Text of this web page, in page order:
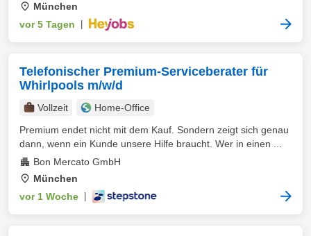
München
vor 5 Tagen
Telefonischer Premium-Serviceberater für
Whirlpools m/w/d
Vollzeit
Home-Office
Premium endet nicht mit dem Kauf. Sondern zeigt sich genau
dann, wenn ein Kunde unsere Hilfe braucht. Wer in einen ...
Bon Mercato GmbH
München
vor 1 Woche